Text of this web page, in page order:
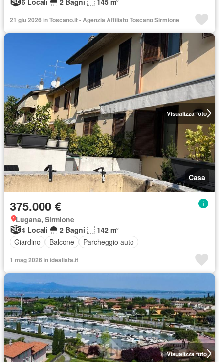
21 giu 2026 in Toscano.it - Agenzia Affiliato Toscano Sirmione
Visualizza foto
Casa
375.000 €
Lugana, Sirmione
4 Locali
2 Bagni
142 m²
Giardino
Balcone Parcheggio auto
1 mag 2026 in idealista.it
Visualizza foto